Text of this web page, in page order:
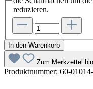
reduzieren.
In den Warenkorb
Zum Merkzettel
Produktnummer: 60-